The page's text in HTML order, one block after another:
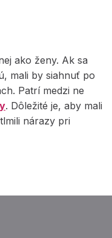
ako ženy. Ak sa
mali by siahnuť po
Patrí medzi ne
. Dôležité je, aby mali
nárazy pri